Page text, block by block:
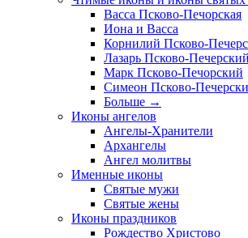
Васса Псково-Печорская
Иона и Васса
Корнилий Псково-
Лазарь Псково-Печерский
Марк Псково-Печорский
Симеон Псково-
Больше →
Иконы ангелов
Ангелы-Хранители
Архангелы
Ангел молитвы
Именные иконы
Святые мужи
Святые жены
Иконы праздников
Рождество Христово